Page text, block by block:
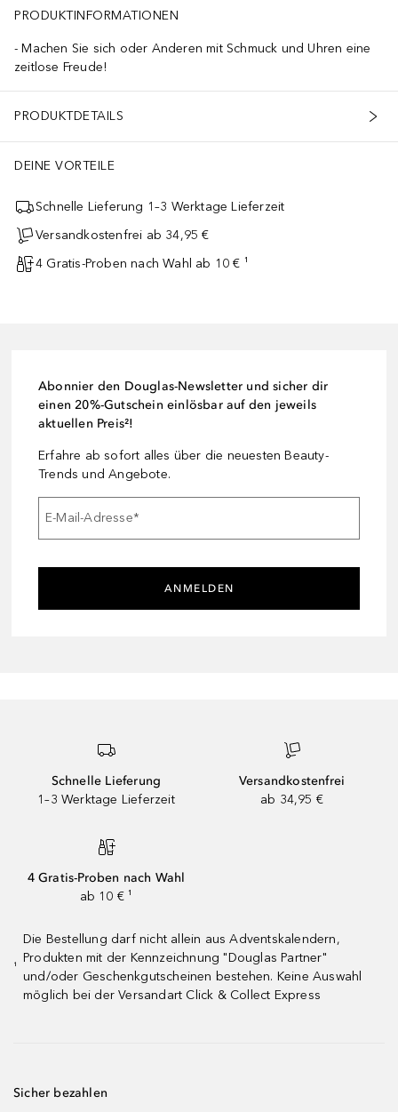
PRODUKTINFORMATIONEN
Machen Sie sich oder Anderen mit Schmuck und Uhren eine
zeitlose Freude!
PRODUKTDETAILS
DEINE VORTEILE
Schnelle Lieferung 1–3 Werktage Lieferzeit
Versandkostenfrei ab 34,95 €
4 Gratis-Proben nach Wahl ab 10 € ¹
Abonnier den Douglas-Newsletter und sicher dir
einen 20%-Gutschein einlösbar auf den jeweils
aktuellen Preis²!
Erfahre ab sofort alles über die neuesten Beauty-
Trends und Angebote.
E-Mail-Adresse*
ANMELDEN
Schnelle Lieferung
1–3 Werktage Lieferzeit
Versandkostenfrei
ab 34,95 €
4 Gratis-Proben nach Wahl
ab 10 € ¹
¹
Die Bestellung darf nicht allein aus Adventskalendern,
Produkten mit der Kennzeichnung "Douglas Partner"
und/oder Geschenkgutscheinen bestehen. Keine Auswahl
möglich bei der Versandart Click & Collect Express
Sicher bezahlen